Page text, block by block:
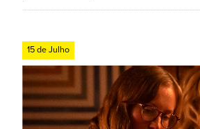
15 de Julho